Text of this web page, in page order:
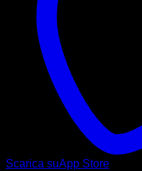
Scarica suApp Store